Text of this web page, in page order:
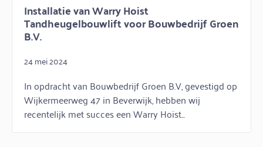
Installatie van Warry Hoist
Tandheugelbouwlift voor Bouwbedrijf Groen
B.V.
24 mei 2024
In opdracht van Bouwbedrijf Groen B.V, gevestigd op
Wijkermeerweg 47 in Beverwijk, hebben wij
recentelijk met succes een Warry Hoist...